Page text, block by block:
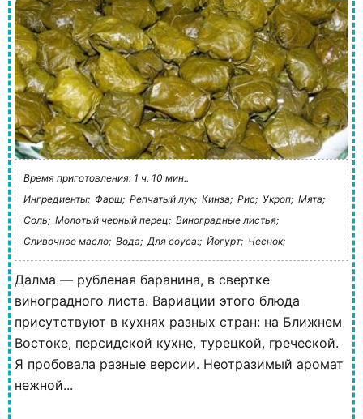
Время приготовления: 1 ч. 10 мин..
Ингредиенты: Фарш; Репчатый лук; Кинза; Рис; Укроп; Мята;
Соль; Молотый черный перец; Виноградные листья;
Сливочное масло; Вода; Для соуса:; Йогурт; Чеснок;
Далма — рубленая баранина, в свертке
виноградного листа. Вариации этого блюда
присутствуют в кухнях разных стран: на Ближнем
Востоке, персидской кухне, турецкой, греческой.
Я пробовала разные версии. Неотразимый аромат
нежной...